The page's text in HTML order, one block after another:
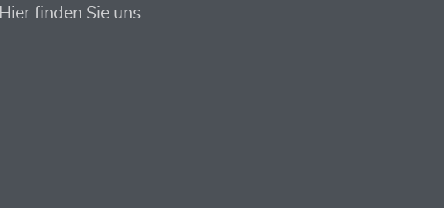
Hier finden Sie uns